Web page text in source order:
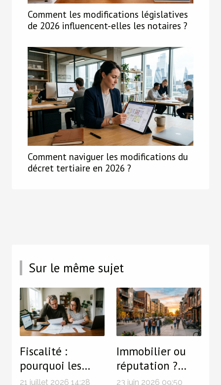
Comment les modifications législatives
de 2026 influencent-elles les notaires ?
Comment naviguer les modifications du
décret tertiaire en 2026 ?
Sur le même sujet
Fiscalité :
pourquoi les
petites erreurs
21 juillet 2026 14:28
Immobilier ou
réputation ?
Quand l’image
23 juin 2026 09:50